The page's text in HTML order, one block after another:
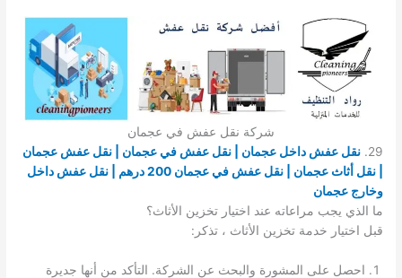
شركة نقل عفش في عجمان
29. نقل عفش داخل عجمان | نقل عفش في عجمان | نقل عفش عجمان
| نقل أثاث عجمان | نقل عفش في عجمان 200 درهم | نقل عفش داخل
وخارج عجمان
ما الذي يجب مراعاته عند اختيار تخزين الأثاث؟
قبل اختيار خدمة تخزين الأثاث ، تذكر:
احصل على المشورة والبحث عن الشركة. التأكد من أنها جديرة